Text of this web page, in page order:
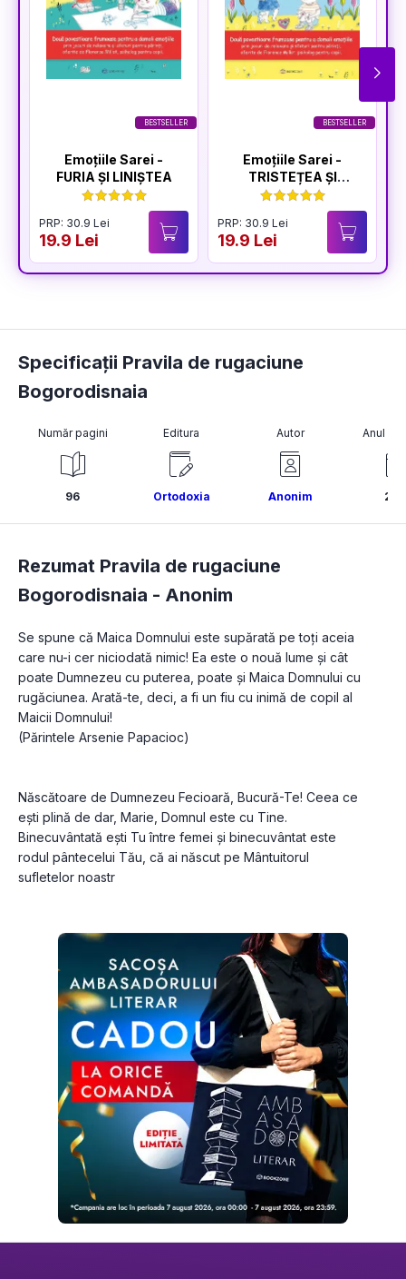
BESTSELLER
Emoțiile Sarei -
FURIA ȘI LINIȘTEA
PRP: 30.9 Lei
19.9 Lei
BESTSELLER
Emoțiile Sarei -
TRISTEȚEA ȘI
BUCURIA
PRP: 30.9 Lei
19.9 Lei
Specificații Pravila de rugaciune
Bogorodisnaia
Număr pagini
96
Editura
Ortodoxia
Autor
Anonim
Anul
Rezumat Pravila de rugaciune
Bogorodisnaia - Anonim
Se spune că Maica Domnului este supărată pe toți aceia
care nu-i cer niciodată nimic! Ea este o nouă lume și cât
poate Dumnezeu cu puterea, poate și Maica Domnului cu
rugăciunea. Arată-te, deci, a fi un fiu cu inimă de copil al
Maicii Domnului!
(Părintele Arsenie Papacioc)
Născătoare de Dumnezeu Fecioară, Bucură-Te! Ceea ce
ești plină de dar, Marie, Domnul este cu Tine.
Binecuvântată ești Tu între femei și binecuvântat este
rodul pântecelui Tău, că ai născut pe Mântuitorul
sufletelor noastr